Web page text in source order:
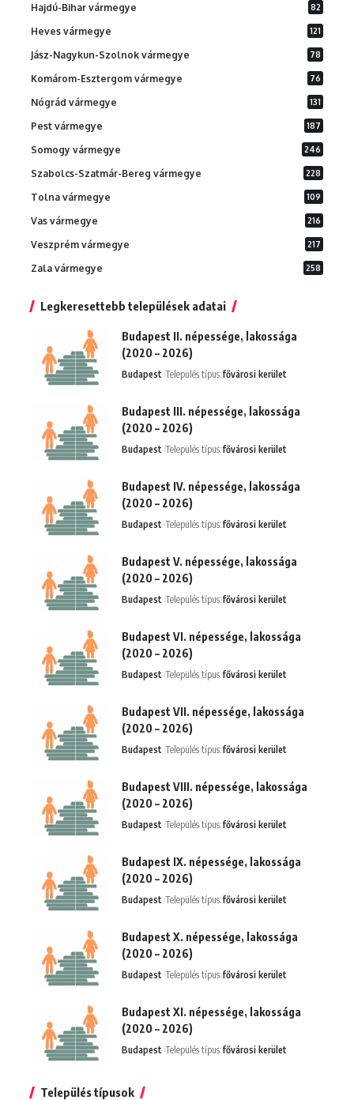
Hajdú-Bihar vármegye 82
Heves vármegye 121
Jász-Nagykun-Szolnok vármegye 78
Komárom-Esztergom vármegye 76
Nógrád vármegye 131
Pest vármegye 187
Somogy vármegye 246
Szabolcs-Szatmár-Bereg vármegye 228
Tolna vármegye 109
Vas vármegye 216
Veszprém vármegye 217
Zala vármegye 258
Legkeresettebb települések adatai
Budapest II. népessége, lakossága
(2020 – 2026)
Budapest Település típus:fővárosi kerület
Budapest III. népessége, lakossága
(2020 – 2026)
Budapest Település típus:fővárosi kerület
Budapest IV. népessége, lakossága
(2020 – 2026)
Budapest Település típus:fővárosi kerület
Budapest V. népessége, lakossága
(2020 – 2026)
Budapest Település típus:fővárosi kerület
Budapest VI. népessége, lakossága
(2020 – 2026)
Budapest Település típus:fővárosi kerület
Budapest VII. népessége, lakossága
(2020 – 2026)
Budapest Település típus:fővárosi kerület
Budapest VIII. népessége, lakossága
(2020 – 2026)
Budapest Település típus:fővárosi kerület
Budapest IX. népessége, lakossága
(2020 – 2026)
Budapest Település típus:fővárosi kerület
Budapest X. népessége, lakossága
(2020 – 2026)
Budapest Település típus:fővárosi kerület
Budapest XI. népessége, lakossága
(2020 – 2026)
Budapest Település típus:fővárosi kerület
Település típusok